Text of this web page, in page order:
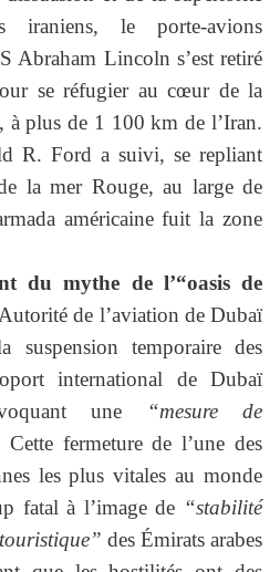
iraniens, le porte-avions
Abraham Lincoln s’est retiré
se réfugier au cœur de la
à plus de 1 100 km de l’Iran.
R. Ford a suivi, se repliant
la mer Rouge, au large de
américaine fuit la zone
du mythe de l’“oasis de
de l’aviation de Dubaï
suspension temporaire des
international de Dubaï
une “mesure de
Cette fermeture de l’une des
les plus vitales au monde
fatal à l’image de “stabilité
des Émirats arabes